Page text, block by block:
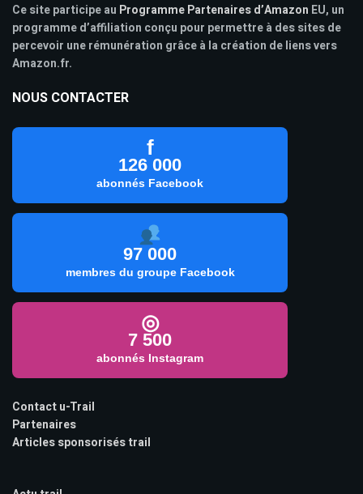
Ce site participe au Programme Partenaires d’Amazon EU, un
programme d’affiliation conçu pour permettre à des sites de
percevoir une rémunération grâce à la création de liens vers
Amazon.fr.
NOUS CONTACTER
f
126 000
abonnés Facebook
97 000
membres du groupe Facebook
◎
7 500
abonnés Instagram
Contact u-Trail
Partenaires
Articles sponsorisés trail